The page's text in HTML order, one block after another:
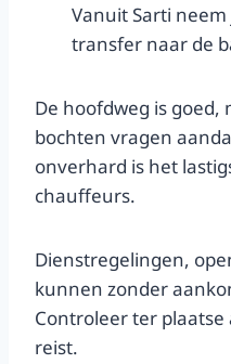
Vanuit Sarti
transfer naar de
De hoofdweg is
bochten vragen
onverhard is het
chauffeurs.
Dienstregelingen,
kunnen zonder
Controleer ter
reist.